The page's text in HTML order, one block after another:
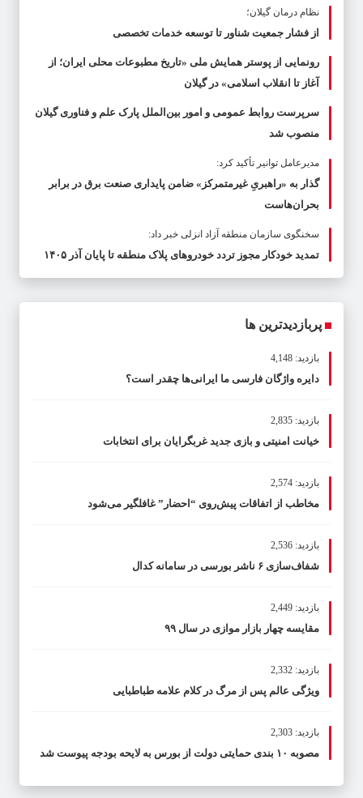
نظام درمان گیلان؛
از فشار جمعیت شناور تا توسعه خدمات تخصصی
رونمایی از پوستر همایش ملی «تاریخ مطبوعات محلی ایران؛ از
آغاز تا انقلاب اسلامی» در گیلان
سرپرست روابط عمومی و امور بین‌الملل پارک علم و فناوری گیلان
منصوب شد
مدیرعامل توانیر تأکید کرد:
گذار به «راهبریِ غیرمتمرکز» ضامن پایداری صنعت برق در برابر
بحران‌هاست
سخنگوی سازمان منطقه آزاد انزلی خبر داد:
تمدید خودکار مجوز تردد خودروهای پلاک منطقه تا پایان آذر ۱۴۰۵
پربازدیدترین ها
بازدید: 4,148
دایره واژگان فارسی ما ایرانی‌ها چقدر است؟
بازدید: 2,835
خیانت امنیتی و بازی جدید غربگرایان برای انتخابات
بازدید: 2,574
مخاطب از اتفاقات پیش‌روی “احضار” غافلگیر می‌شود
بازدید: 2,536
شفاف‌سازی ۶ ناشر بورسی در سامانه کدال
بازدید: 2,449
مقایسه چهار بازار موازی در سال ۹۹
بازدید: 2,332
ویژگی عالم پس از مرگ در کلام علامه طباطبایی
بازدید: 2,303
مصوبه ۱۰ بندی حمایتی دولت از بورس به لایحه بودجه پیوست شد